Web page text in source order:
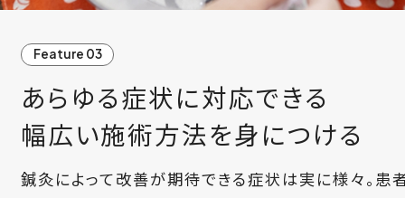
Feature 03
あらゆる症状に対応できる
幅広い施術方法を身につける
鍼灸によって改善が期待できる症状は実に様々。患